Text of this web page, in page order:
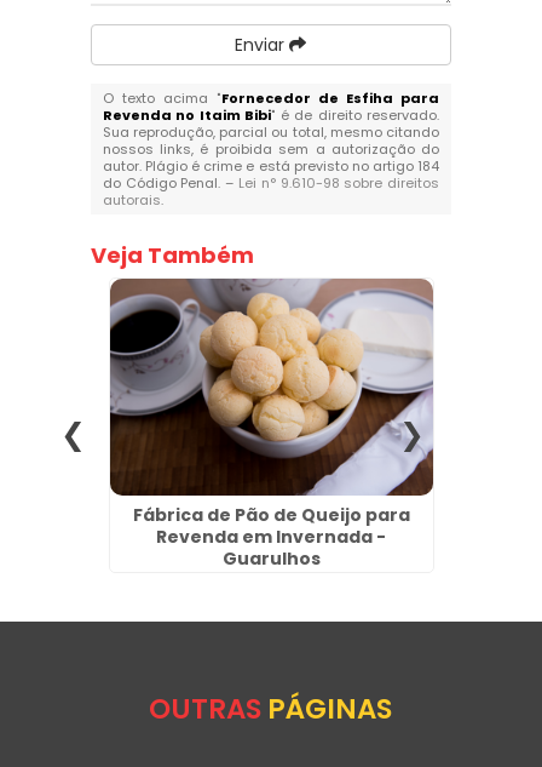
Enviar
O texto acima "Fornecedor de Esfiha para
Revenda no Itaim Bibi" é de direito reservado.
Sua reprodução, parcial ou total, mesmo citando
nossos links, é proibida sem a autorização do
autor. Plágio é crime e está previsto no artigo 184
do Código Penal. – Lei n° 9.610-98 sobre direitos
autorais.
Veja Também
Fábrica de Pão de Queijo para
Revenda em Invernada -
Guarulhos
OUTRAS PÁGINAS